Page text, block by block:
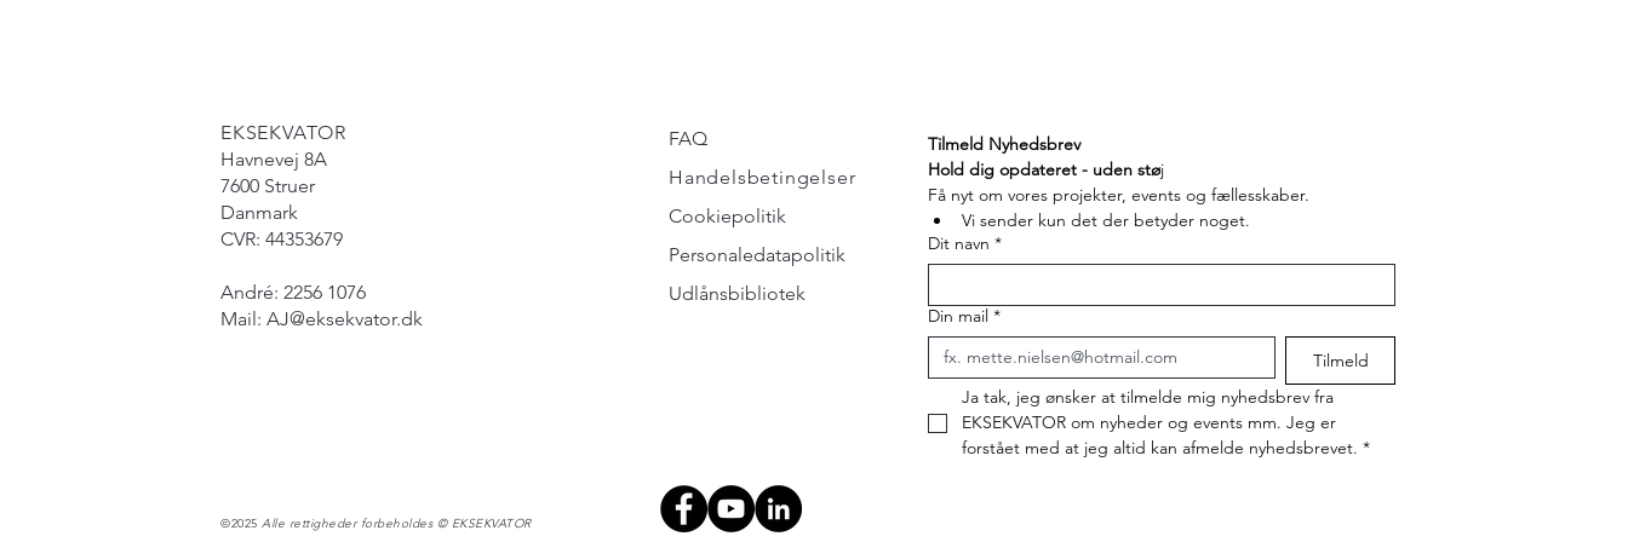
EKSEKVATOR
Havnevej 8A
7600 Struer
Danmark
CVR: 44353679
​​André: 2256 1076
Mail: AJ@eksekvator.dk
FAQ
Handelsbetingelser
Cookiepolitik
Personaledatapolitik
Udlånsbibliotek
Tilmeld Nyhedsbrev
Hold dig opdateret - uden støj
Få nyt om vores projekter, events og fællesskaber.
Vi sender kun det der betyder noget.
Dit navn *
Din mail *
Tilmeld
Ja tak, jeg ønsker at tilmelde mig nyhedsbrev fra
EKSEKVATOR om nyheder og events mm. Jeg er
forstået med at jeg altid kan afmelde nyhedsbrevet. *
©2025 Alle rettigheder forbeholdes © EKSEKVATOR